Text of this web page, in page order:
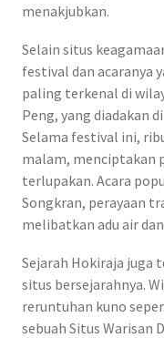
menakjubkan.
Selain situs
festival dan acaranya
paling terkenal di
Peng, yang diadakan
Selama festival ini,
malam, menciptakan
terlupakan. Acara
Songkran, perayaan
melibatkan adu air
Sejarah Hokiraja juga
situs bersejarahnya.
reruntuhan kuno
sebuah Situs Warisan